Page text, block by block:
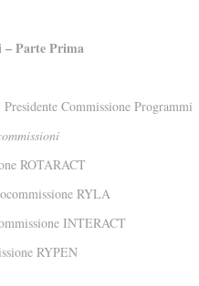
Parte Prima
Commissione Programmi
ROTARACT
RYLA
INTERACT
RYPEN